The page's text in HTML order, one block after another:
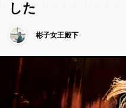
した
彬子女王殿下